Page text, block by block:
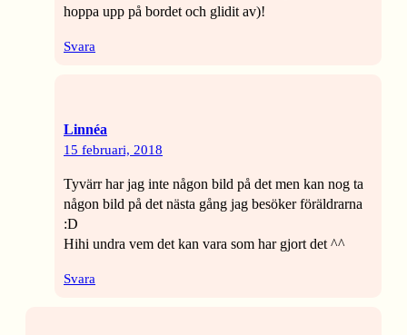
hoppa upp på bordet och glidit av)!
Svara
Linnéa
15 februari, 2018
Tyvärr har jag inte någon bild på det men kan nog ta
någon bild på det nästa gång jag besöker föräldrarna
:D
Hihi undra vem det kan vara som har gjort det ^^
Svara